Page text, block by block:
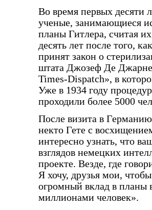
Во время первых десяти
ученые, занимающиеся
планы Гитлера, считая
десять лет после того,
принят закон о
штата Джозеф Де
Times-Dispatch», в
Уже в 1934 году
проходили более 5000
После визита в
некто Гете с
интересно узнать, что
взглядов немецких
проекте. Везде, где
Я хочу, друзья мои,
огромный вклад в планы
миллионами человек».